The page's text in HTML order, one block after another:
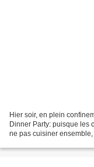
Hier soir, en plein
Dinner Party: puisque les
ne pas cuisiner